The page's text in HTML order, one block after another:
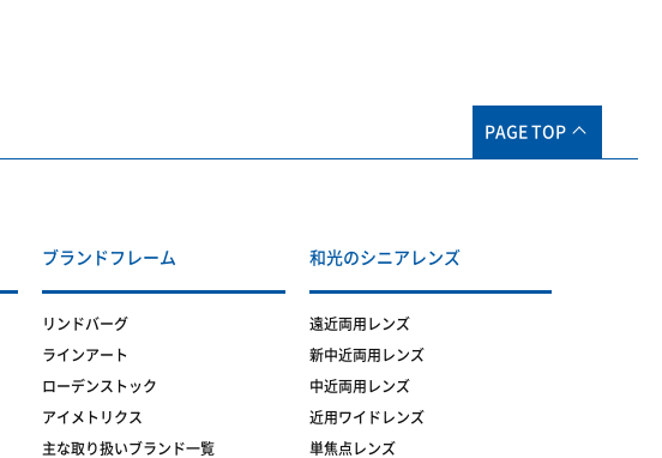
PAGE TOP
ブランドフレーム
リンドバーグ
ラインアート
ローデンストック
アイメトリクス
主な取り扱いブランド一覧
和光のシニアレンズ
遠近両用レンズ
新中近両用レンズ
中近両用レンズ
近用ワイドレンズ
単焦点レンズ